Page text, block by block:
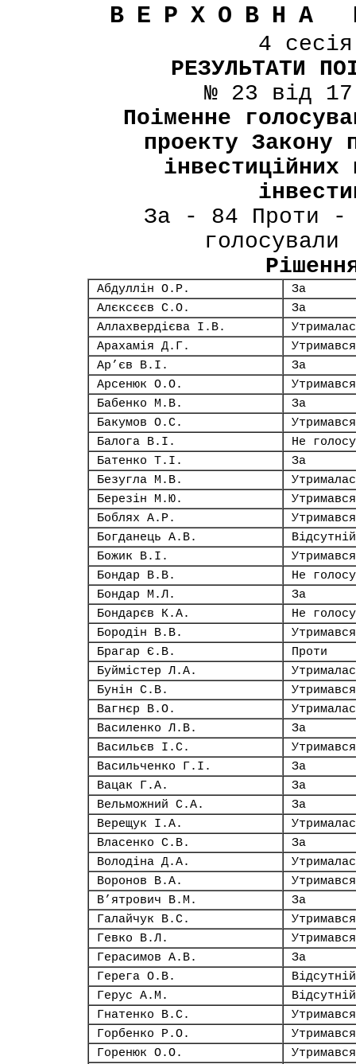
ВЕРХОВНА
4
РЕЗУЛЬТАТИ
№ 23 від
Поіменне
проекту Закону
За - 84 Проти -
Абдуллін О.Р.
За
Алєксєєв С.О.
За
Аллахвердієва І.В.
Арахамія Д.Г.
Утримався
Ар’єв В.І.
За
Арсенюк О.О.
Утримався
Бабенко М.В.
За
Бакумов О.С.
Утримався
Балога В.І.
Не
Батенко Т.І.
За
Безугла М.В.
Березін М.Ю.
Утримався
Боблях А.Р.
Утримався
Богданець А.В.
Відсутній
Божик В.І.
Утримався
Бондар В.В.
Не
Бондар М.Л.
За
Бондарєв К.А.
Не
Бородін В.В.
Утримався
Брагар Є.В.
Проти
Буймістер Л.А.
Бунін С.В.
Утримався
Вагнєр В.О.
Василенко Л.В.
За
Васильєв І.С.
Утримався
Васильченко Г.І.
За
Вацак Г.А.
За
Вельможний С.А.
За
Верещук І.А.
Власенко С.В.
За
Володіна Д.А.
Воронов В.А.
Утримався
В’ятрович В.М.
За
Галайчук В.С.
Утримався
Гевко В.Л.
Утримався
Герасимов А.В.
За
Герега О.В.
Відсутній
Герус А.М.
Відсутній
Гнатенко В.С.
Утримався
Горбенко Р.О.
Утримався
Горенюк О.О.
Утримався